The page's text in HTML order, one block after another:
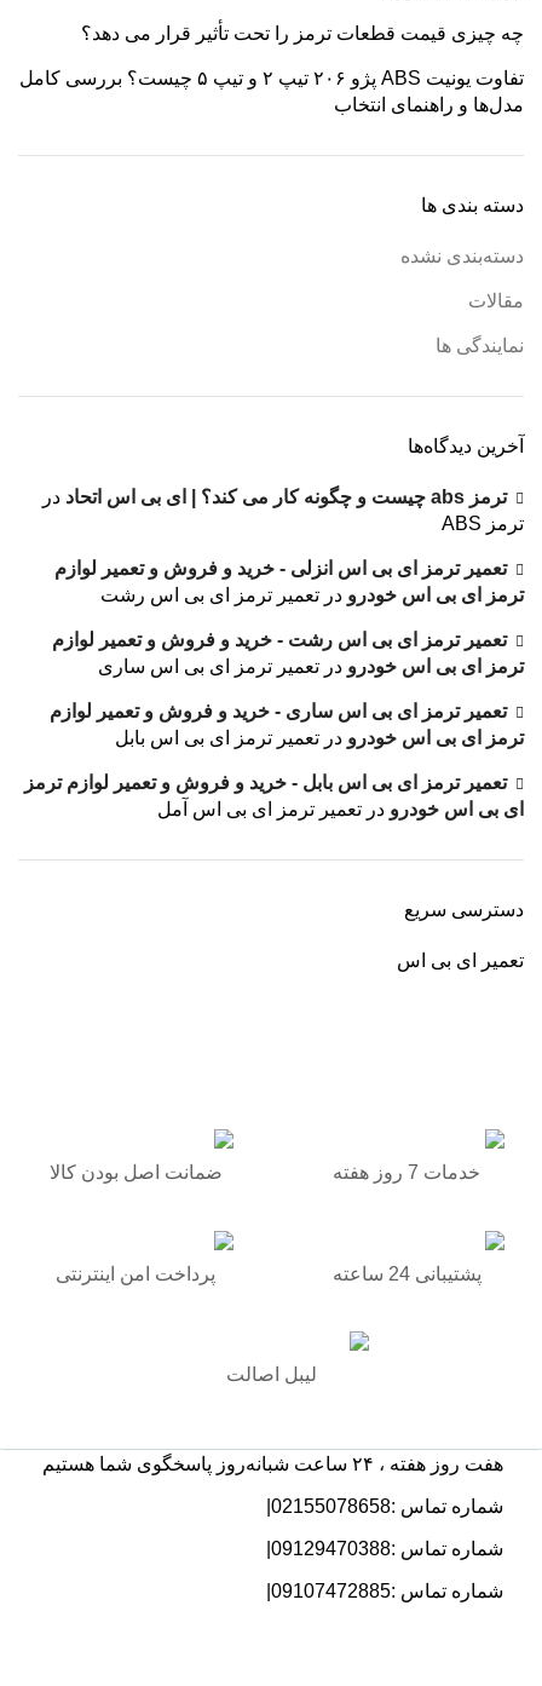
چه چیزی قیمت قطعات ترمز را تحت تأثیر قرار می دهد؟
تفاوت یونیت ABS پژو ۲۰۶ تیپ ۲ و تیپ ۵ چیست؟ بررسی کامل
مدل‌ها و راهنمای انتخاب
دسته بندی ها
دسته‌بندی نشده
مقالات
نمایندگی ها
آخرین دیدگاه‌ها
ترمز abs چیست و چگونه کار می کند؟ | ای بی اس اتحاد
در
ترمز ABS
تعمیر ترمز ای بی اس انزلی - خرید و فروش و تعمیر لوازم
ترمز ای بی اس خودرو در تعمیر ترمز ای بی اس رشت
تعمیر ترمز ای بی اس رشت - خرید و فروش و تعمیر لوازم
ترمز ای بی اس خودرو در تعمیر ترمز ای بی اس ساری
تعمیر ترمز ای بی اس ساری - خرید و فروش و تعمیر لوازم
ترمز ای بی اس خودرو در تعمیر ترمز ای بی اس بابل
تعمیر ترمز ای بی اس بابل - خرید و فروش و تعمیر لوازم ترمز
ای بی اس خودرو در تعمیر ترمز ای بی اس آمل
دسترسی سریع
تعمیر ای بی اس
ضمانت اصل بودن کالا خدمات 7 روز هفته
پرداخت امن اینترنتی پشتیبانی 24 ساعته
لیبل اصالت
هفت روز هفته ، ۲۴ ساعت شبانه‌روز پاسخگوی شما هستیم
شماره تماس :02155078658|
شماره تماس :09129470388|
شماره تماس :09107472885|